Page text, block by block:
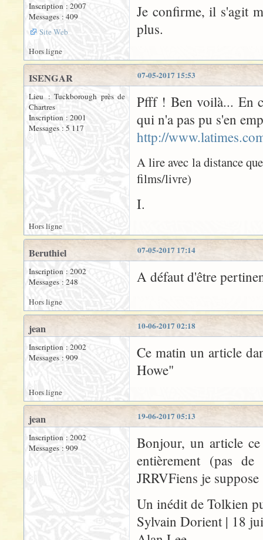
Inscription : 2007
Messages : 409
Site Web
Je confirme, il s'agit
plus.
Hors ligne
07-05-2017 15:53
ISENGAR
Lieu : Tuckborough près de
Chartres
Inscription : 2001
Messages : 5 117
Pfff ! Ben voilà... En
qui n'a pas pu s'en
http://
A lire avec la distance
films/livre)
I.
Hors ligne
07-05-2017 17:14
Beruthiel
Inscription : 2002
Messages : 248
A défaut d'être
Hors ligne
10-06-2017 02:18
jean
Inscription : 2002
Messages : 909
Ce matin un article
Howe"
Hors ligne
19-06-2017 05:13
jean
Inscription : 2002
Messages : 909
Bonjour, un article
entièrement (pas
JRRVFiens je suppose
Un inédit de Tolkien
Sylvain Dorient | 18